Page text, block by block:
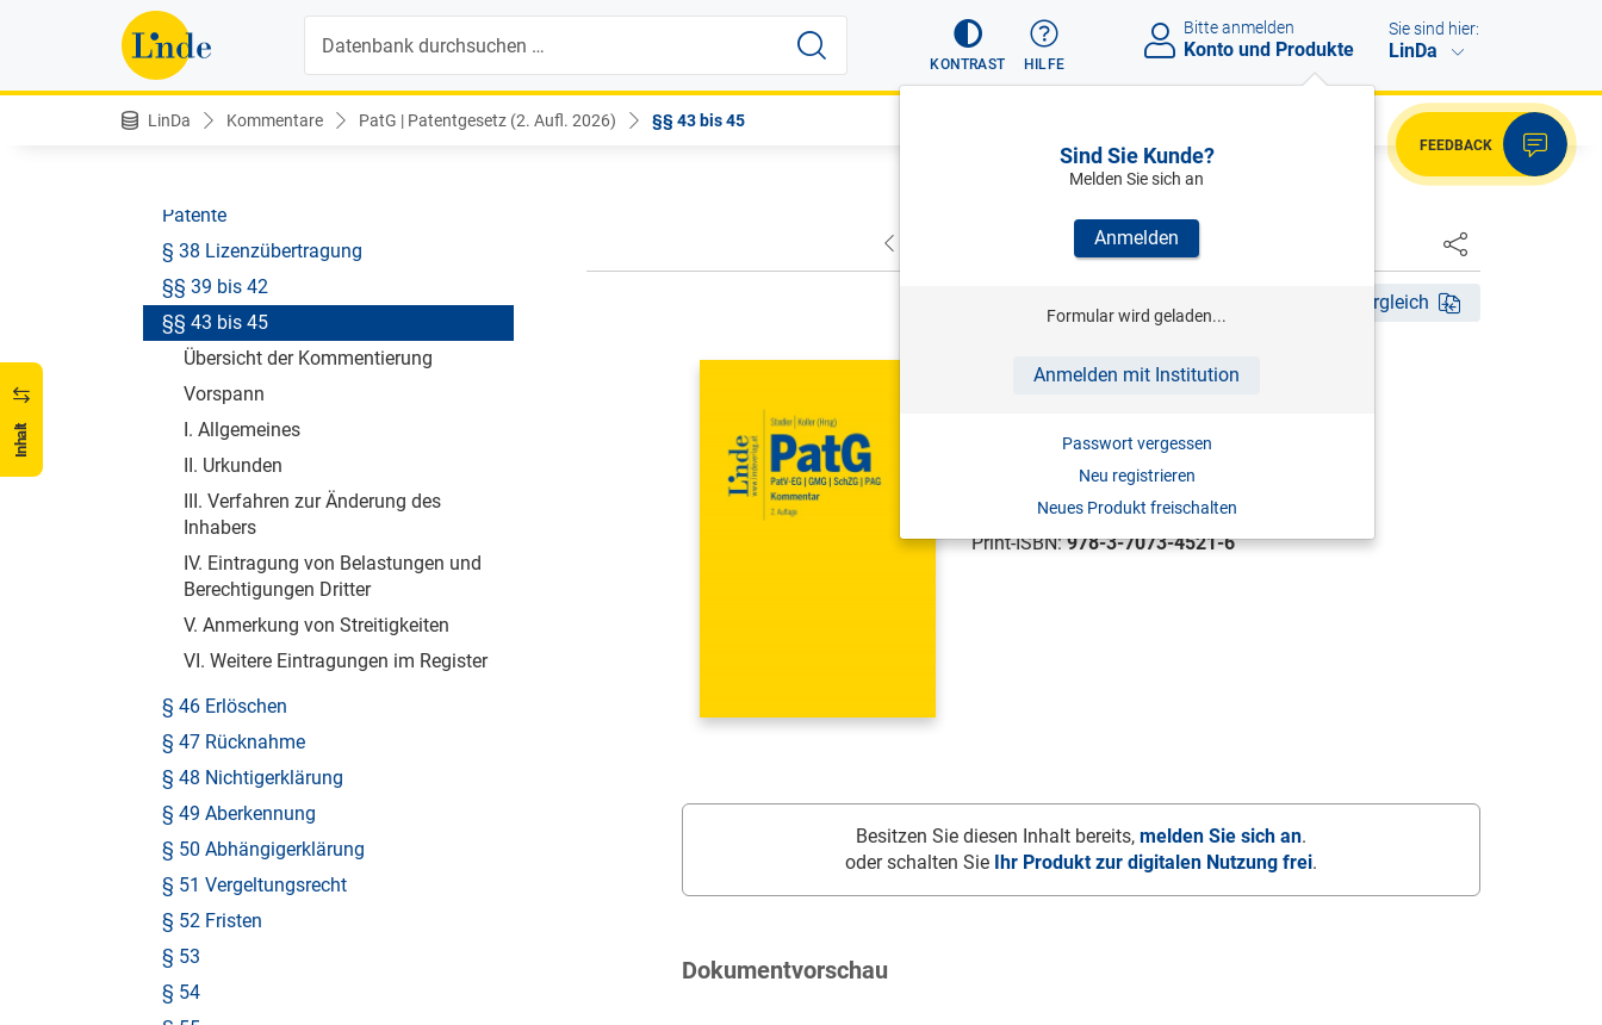
KONTRAST HILFE
Bitte anmelden
Konto und Produkte
Sind Sie Kunde?
Melden Sie sich an
Anmelden
Formular wird geladen...
Anmelden mit Institution
Passwort vergessen
Neu registrieren
Neues Produkt freischalten
Sie sind hier:
LinDa
LinDa Kommentare PatG | Patentgesetz (2. Aufl. 2026) §§ 43 bis 45
FEEDBACK
Inhalt
Nach § 34 Exkurs Insolvenz
§ 35 Freiwillige Lizenzen
§ 36 Zwangslizenzen
§ 37
Patente
§ 38 Lizenzübertragung
§§ 39 bis 42
§§ 43 bis 45
Übersicht der Kommentierung
Vorspann
I. Allgemeines
II. Urkunden
III. Verfahren zur Änderung des
Inhabers
IV. Eintragung von Belastungen und
Berechtigungen Dritter
V. Anmerkung von Streitigkeiten
VI. Weitere Eintragungen im Register
§ 46 Erlöschen
§ 47 Rücknahme
§ 48 Nichtigerklärung
§ 49 Aberkennung
§ 50 Abhängigerklärung
§ 51 Vergeltungsrecht
§ 52 Fristen
§ 53
§ 54
NÄCHSTER
Fassungsvergleich
STADLER/KOLLER (HRSG)
Kommentar | PatV-EG - GMG - SchZG - PAG
2. Aufl. 2026
Print-ISBN:978-3-7073-4521-6
Besitzen Sie diesen Inhalt bereits, melden Sie sich an.
oder schalten Sie
Ihr Produkt zur digitalen Nutzung frei.
Dokumentvorschau